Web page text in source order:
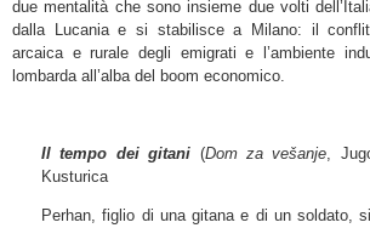
due mentalità che sono insieme due volti
dalla Lucania e si stabilisce a Milano: il
arcaica e rurale degli emigrati e l’ambiente
lombarda all’alba del boom economico.
Il tempo dei gitani (Dom za vešanje,
Kusturica
Perhan, figlio di una gitana e di un soldato,